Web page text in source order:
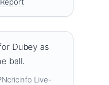
Dubey as
ball.
Live-